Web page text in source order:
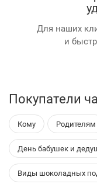
Для наших
и
Покупатели
Кому Родителям
День бабушек и
Виды шоколадных